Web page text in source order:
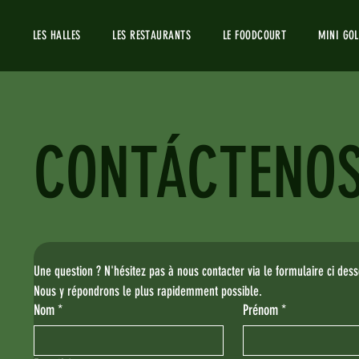
LES HALLES LES RESTAURANTS LE FOODCOURT MINI
Une question ? N'hésitez pas à nous contacter via le formulaire ci
Nom* Prénom *